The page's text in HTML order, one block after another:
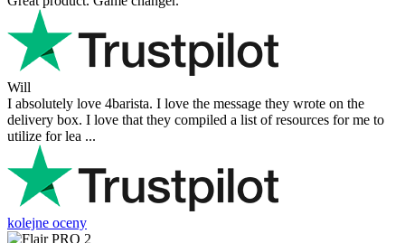
Will
I absolutely love 4barista. I love the message they wrote on the
delivery box. I love that they compiled a list of resources for me to
utilize for lea ...
kolejne oceny